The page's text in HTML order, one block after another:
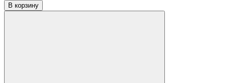
В корзину